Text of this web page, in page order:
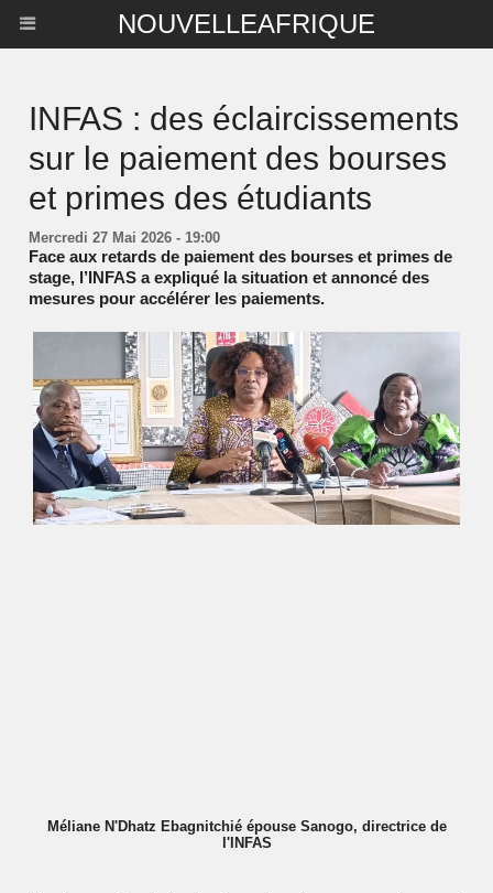
NOUVELLEAFRIQUE
INFAS : des éclaircissements
sur le paiement des bourses
et primes des étudiants
Mercredi 27 Mai 2026 - 19:00
Face aux retards de paiement des bourses et primes de
stage, l’INFAS a expliqué la situation et annoncé des
mesures pour accélérer les paiements.
Méliane N'Dhatz Ebagnitchié épouse Sanogo, directrice de
l'INFAS